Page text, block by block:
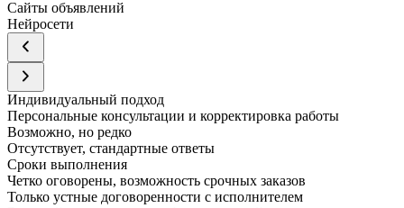
Сайты объявлений
Нейросети
Индивидуальный подход
Персональные консультации и корректировка работы
Возможно, но редко
Отсутствует, стандартные ответы
Сроки выполнения
Четко оговорены, возможность срочных заказов
Только устные договоренности с исполнителем